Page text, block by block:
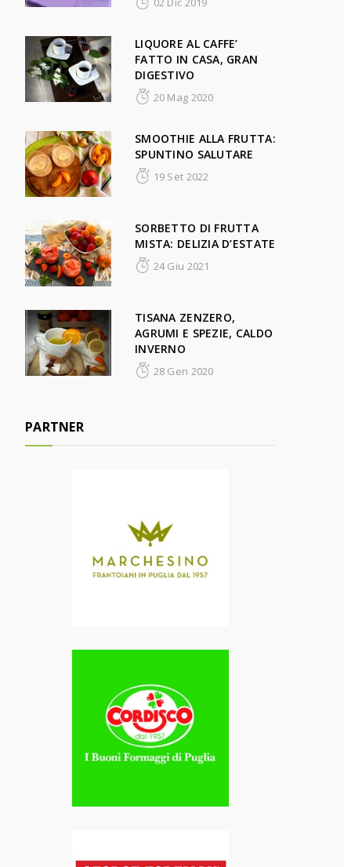
LIQUORE AL CAFFE’
FATTO IN CASA, GRAN
DIGESTIVO
20 Mag 2020
SMOOTHIE ALLA FRUTTA:
SPUNTINO SALUTARE
19 Set 2022
SORBETTO DI FRUTTA
MISTA: DELIZIA D’ESTATE
24 Giu 2021
TISANA ZENZERO,
AGRUMI E SPEZIE, CALDO
INVERNO
28 Gen 2020
PARTNER